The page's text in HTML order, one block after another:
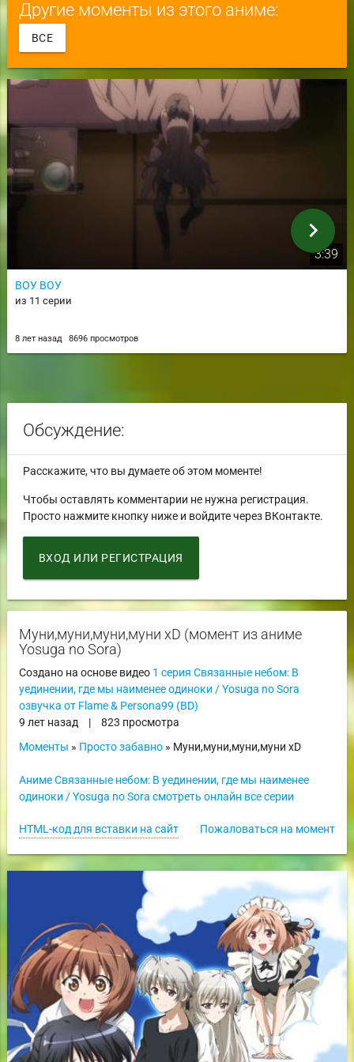
Другие моменты из этого аниме:
ВСЕ
3:39
ВОУ ВОУ
из 11 серии
8 лет назад 8696 просмотров
chevron_right
Обсуждение:
Расскажите, что вы думаете об этом моменте!
Чтобы оставлять комментарии не нужна регистрация.
Просто нажмите кнопку ниже и войдите через ВКонтакте.
ВХОД ИЛИ РЕГИСТРАЦИЯ
Муни,муни,муни,муни xD (момент из аниме
Yosuga no Sora)
Создано на основе видео 1 серия Связанные небом: В
уединении, где мы наименее одиноки / Yosuga no Sora
озвучка от Flame & Persona99 (BD)
9 лет назад
|
823 просмотра
Моменты » Просто забавно» Муни,муни,муни,муни xD
Аниме Связанные небом: В уединении, где мы наименее
одиноки / Yosuga no Sora смотреть онлайн все серии
Пожаловаться на момент
HTML-код для вставки на сайт